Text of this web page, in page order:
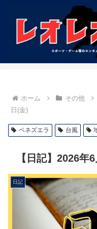
ホーム その他
日(金)
ベネズエラ 台風
【日記】2026年
日記